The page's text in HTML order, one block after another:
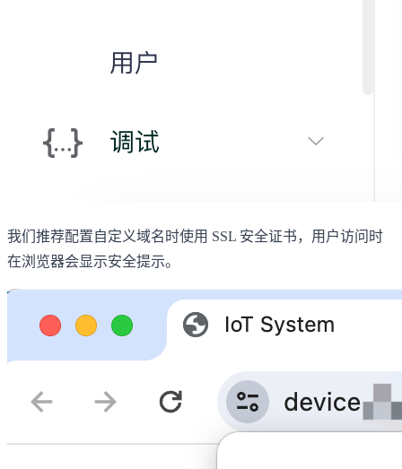
我们推荐配置自定义域名时使用 SSL 安全证书，用户访问时
在浏览器会显示安全提示。